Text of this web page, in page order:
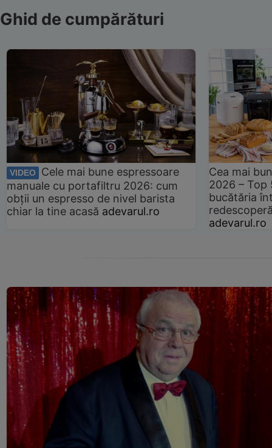
Ghid de cumpărături
VIDEO
Cele mai bune espressoare
manuale cu portafiltru 2026: cum
obții un espresso de nivel barista
chiar la tine acasă adevarul.ro
Cea mai
2026 –
bucătăria
adevarul.ro